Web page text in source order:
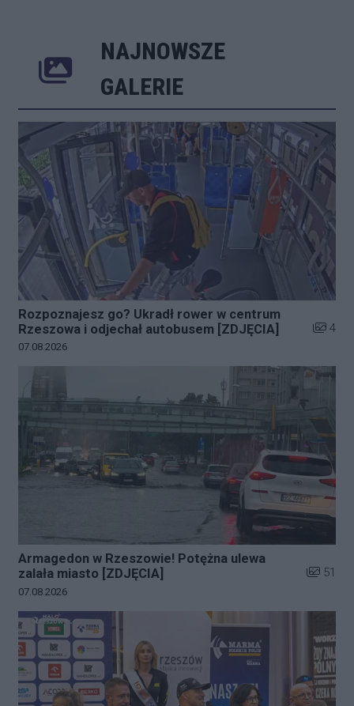
NAJNOWSZE
GALERIE
Rozpoznajesz go? Ukradł rower w centrum
Rzeszowa i odjechał autobusem [ZDJĘCIA]
Liczba
4
Data dodania galerii:
07.08.2026
Armagedon w Rzeszowie! Potężna ulewa
zalała miasto [ZDJĘCIA]
Liczba
51
Data dodania galerii:
07.08.2026